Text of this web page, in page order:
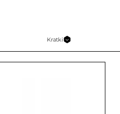
Kratki